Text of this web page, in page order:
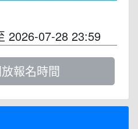
2026-07-28 23:59
報名時間